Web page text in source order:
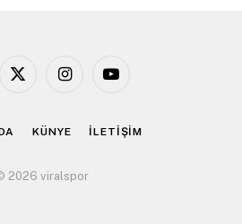
X
InstagramYouTube
KÜNYE İLETİŞİM
2026 viralspor